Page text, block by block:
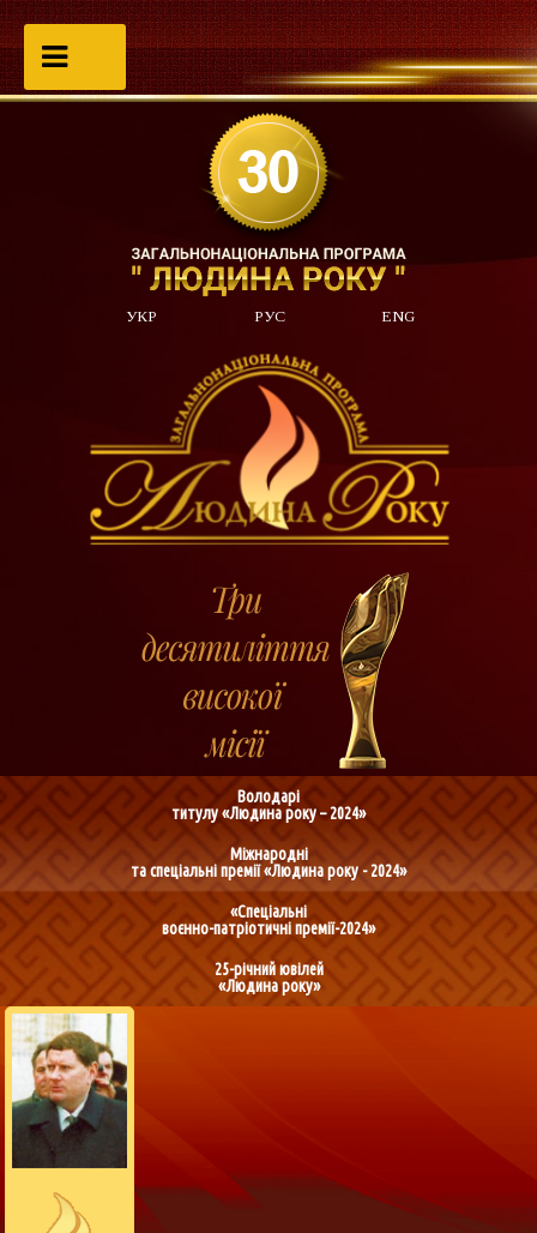
УКР РУС ENG
Володарі
титулу «Людина року – 2024»
Міжнародні
та спеціальні премії «Людина року - 2024»
«Спеціальні
воєнно-патріотичні премії-2024»
25-річний ювілей
«Людина року»